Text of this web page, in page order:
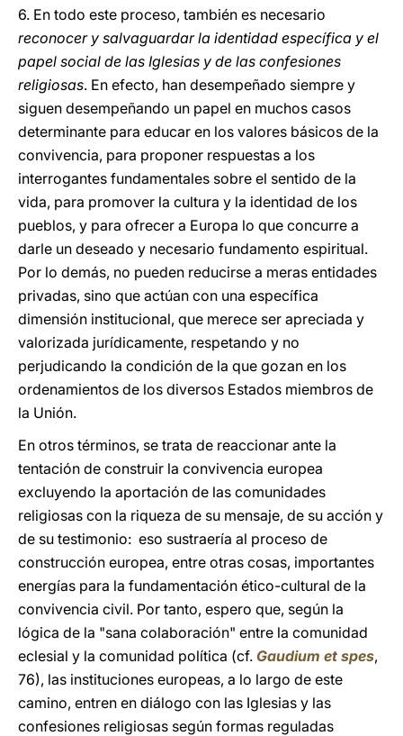
6. En todo este proceso, también es necesario
reconocer y salvaguardar la identidad específica y el
papel social de las Iglesias y de las confesiones
religiosas. En efecto, han desempeñado siempre y
siguen desempeñando un papel en muchos casos
determinante para educar en los valores básicos de la
convivencia, para proponer respuestas a los
interrogantes fundamentales sobre el sentido de la
vida, para promover la cultura y la identidad de los
pueblos, y para ofrecer a Europa lo que concurre a
darle un deseado y necesario fundamento espiritual.
Por lo demás, no pueden reducirse a meras entidades
privadas, sino que actúan con una específica
dimensión institucional, que merece ser apreciada y
valorizada jurídicamente, respetando y no
perjudicando la condición de la que gozan en los
ordenamientos de los diversos Estados miembros de
la Unión.
En otros términos, se trata de reaccionar ante la
tentación de construir la convivencia europea
excluyendo la aportación de las comunidades
religiosas con la riqueza de su mensaje, de su acción y
de su testimonio: eso sustraería al proceso de
construcción europea, entre otras cosas, importantes
energías para la fundamentación ético-cultural de la
convivencia civil. Por tanto, espero que, según la
lógica de la "sana colaboración" entre la comunidad
eclesial y la comunidad política (cf. Gaudium et spes,
76), las instituciones europeas, a lo largo de este
camino, entren en diálogo con las Iglesias y las
confesiones religiosas según formas reguladas